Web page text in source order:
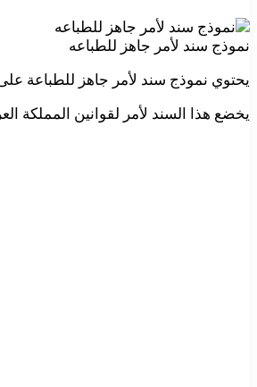
نموذج سند لأمر جاهز للطباعه
يحتوي نموذج سند لأمر جاهز للطباعة
يخضع هذا السند لأمر لقوانين المملكة